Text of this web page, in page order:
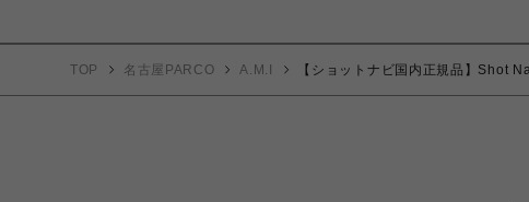
TOP 名古屋PARCO A.M.I 【ショットナビ国内正規品】Shot